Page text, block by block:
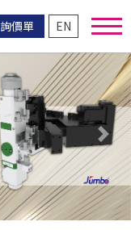
詢價單 EN
送出搜尋
Next